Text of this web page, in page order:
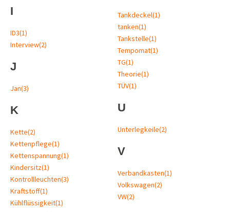
I
ID3(1)
Interview(2)
J
Jan(3)
K
Kette(2)
Kettenpflege(1)
Kettenspannung(1)
Kindersitz(1)
Kontrollleuchten(3)
Kraftstoff(1)
Kühlflüssigkeit(1)
Tankdeckel(1)
tanken(1)
Tankstelle(1)
Tempomat(1)
TG(1)
Theorie(1)
TÜV(1)
U
Unterlegkeile(2)
V
Verbandkasten(1)
Volkswagen(2)
VW(2)